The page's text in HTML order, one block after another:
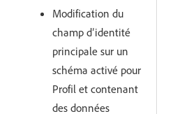
Modification du
champ d’identité
principale sur un
schéma activé pour
Profil et contenant
des données